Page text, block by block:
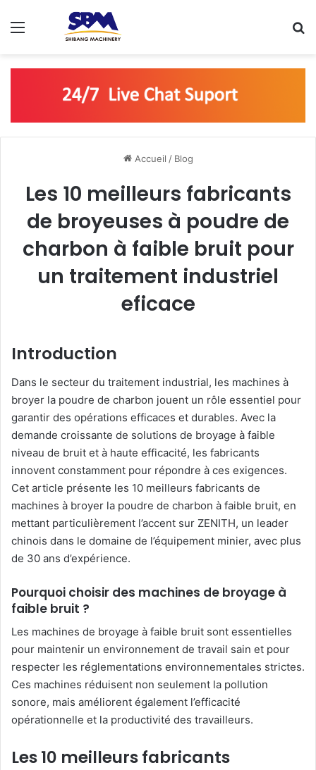
Accueil / Blog
Les 10 meilleurs fabricants
de broyeuses à poudre de
charbon à faible bruit pour
un traitement industriel
eficace
Introduction
Dans le secteur du traitement industrial, les machines à
broyer la poudre de charbon jouent un rôle essentiel pour
garantir des opérations efficaces et durables. Avec la
demande croissante de solutions de broyage à faible
niveau de bruit et à haute efficacité, les fabricants
innovent constamment pour répondre à ces exigences.
Cet article présente les 10 meilleurs fabricants de
machines à broyer la poudre de charbon à faible bruit, en
mettant particulièrement l’accent sur ZENITH, un leader
chinois dans le domaine de l’équipement minier, avec plus
de 30 ans d’expérience.
Pourquoi choisir des machines de broyage à
faible bruit ?
Les machines de broyage à faible bruit sont essentielles
pour maintenir un environnement de travail sain et pour
respecter les réglementations environnementales strictes.
Ces machines réduisent non seulement la pollution
sonore, mais améliorent également l’efficacité
opérationnelle et la productivité des travailleurs.
Les 10 meilleurs fabricants